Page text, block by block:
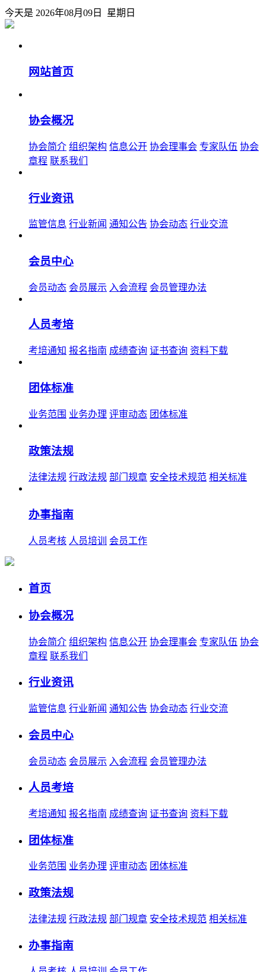
今天是 2026年08月09日 星期日
网站首页
协会概况
协会简介 组织架构 信息公开 协会理事会 专家队伍 协会
章程 联系我们
行业资讯
监管信息 行业新闻 通知公告 协会动态 行业交流
会员中心
会员动态 会员展示 入会流程 会员管理办法
人员考培
考培通知 报名指南 成绩查询 证书查询 资料下载
团体标准
业务范围 业务办理 评审动态 团体标准
政策法规
法律法规 行政法规 部门规章 安全技术规范 相关标准
办事指南
人员考核 人员培训 会员工作
首页
协会概况
协会简介 组织架构 信息公开 协会理事会 专家队伍 协会
章程 联系我们
行业资讯
监管信息 行业新闻 通知公告 协会动态 行业交流
会员中心
会员动态 会员展示 入会流程 会员管理办法
人员考培
考培通知 报名指南 成绩查询 证书查询 资料下载
团体标准
业务范围 业务办理 评审动态 团体标准
政策法规
法律法规 行政法规 部门规章 安全技术规范 相关标准
办事指南